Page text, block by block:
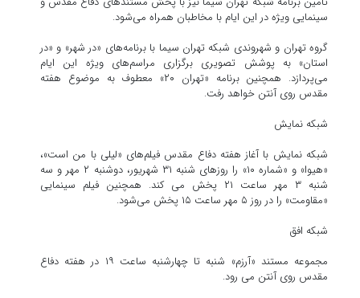
سینمایی ویژه در این ایام با مخاطبان همراه می‌شود.
گروه تهران و شهروندی شبکه تهران سیما با برنامه‌های «در شهر» و «در
استان» به پوشش تصویری برگزاری مراسم‌های ویژه این ایام
می‌پردازد. همچنین برنامه «تهران ۲۰» معطوف به موضوع هفته
مقدس روی آنتن خواهد رفت.
شبکه نمایش
شبکه نمایش با آغاز هفته دفاع مقدس فیلم‌های «لیلی با من است»،
«هیوا» و «شماره ۱۰» را روزهای شنبه ۳۱ شهریور، دوشنبه ۲ مهر و سه
شنبه ۳ مهر ساعت ۲۱ پخش می کند. همچنین فیلم سینمایی
«مقاومت» را در روز ۵ مهر ساعت ۱۵ پخش می‌شود.
شبکه افق
مجموعه مستند «آرزم» شنبه تا چهارشنبه ساعت ۱۹ در هفته دفاع
مقدس روی آنتن می رود.